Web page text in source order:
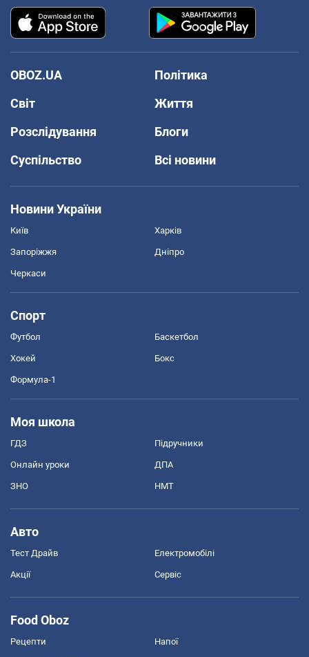
OBOZ.UA
Політика
Світ
Життя
Розслідування
Блоги
Суспільство
Всі новини
Новини України
Київ Харків
Запоріжжя Дніпро
Черкаси
Спорт
Футбол Баскетбол
Хокей Бокс
Формула-1
Моя школа
ГДЗ Підручники
Онлайн уроки ДПА
ЗНО НМТ
Авто
Тест Драйв Електромобілі
Акції Сервіс
Food Oboz
Рецепти Напої